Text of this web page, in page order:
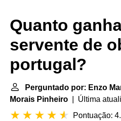
Quanto
servente de
portugal?
Perguntado por: Enzo
Morais Pinheiro | Última
Pontuação: